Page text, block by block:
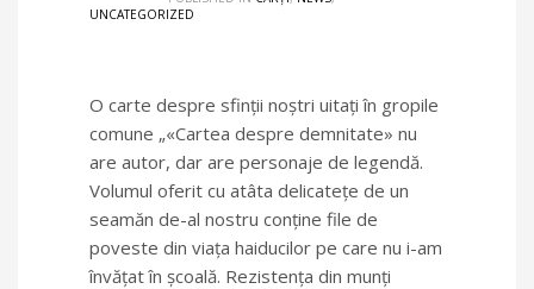
UNCATEGORIZED
O carte despre sfinții noștri uitați în gropile
comune „«Cartea despre demnitate» nu
are autor, dar are personaje de legendă.
Volumul oferit cu atâta delicatețe de un
seamăn de-al nostru conține file de
poveste din viața haiducilor pe care nu i-am
învățat în școală. Rezistența din munți